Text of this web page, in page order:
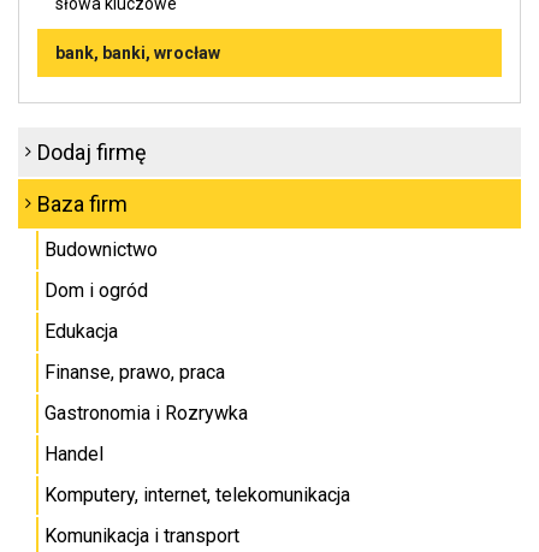
bank, banki, wrocław
Dodaj firmę
Baza firm
Budownictwo
Dom i ogród
Edukacja
Finanse, prawo, praca
Gastronomia i Rozrywka
Handel
Komputery, internet, telekomunikacja
Komunikacja i transport